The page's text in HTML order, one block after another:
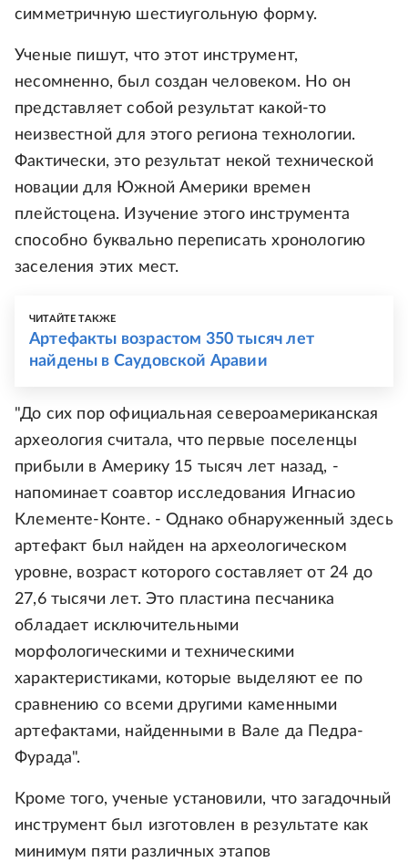
симметричную шестиугольную форму.
Ученые пишут, что этот инструмент,
несомненно, был создан человеком. Но он
представляет собой результат какой-то
неизвестной для этого региона технологии.
Фактически, это результат некой технической
новации для Южной Америки времен
плейстоцена. Изучение этого инструмента
способно буквально переписать хронологию
заселения этих мест.
ЧИТАЙТЕ ТАКЖЕ
Артефакты возрастом 350 тысяч лет
найдены в Саудовской Аравии
"До сих пор официальная североамериканская
археология считала, что первые поселенцы
прибыли в Америку 15 тысяч лет назад, -
напоминает соавтор исследования Игнасио
Клементе-Конте. - Однако обнаруженный здесь
артефакт был найден на археологическом
уровне, возраст которого составляет от 24 до
27,6 тысячи лет. Это пластина песчаника
обладает исключительными
морфологическими и техническими
характеристиками, которые выделяют ее по
сравнению со всеми другими каменными
артефактами, найденными в Вале да Педра-
Фурада".
Кроме того, ученые установили, что загадочный
инструмент был изготовлен в результате как
минимум пяти различных этапов